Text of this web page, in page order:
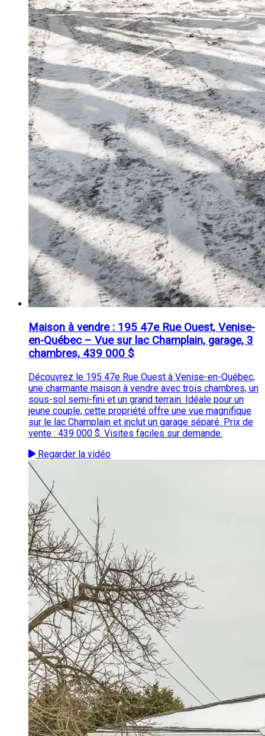
Maison à vendre : 195 47e Rue Ouest, Venise-
en-Québec – Vue sur lac Champlain, garage, 3
chambres, 439 000 $
Découvrez le 195 47e Rue Ouest à Venise-en-Québec,
une charmante maison à vendre avec trois chambres, un
sous-sol semi-fini et un grand terrain. Idéale pour un
jeune couple, cette propriété offre une vue magnifique
sur le lac Champlain et inclut un garage séparé. Prix de
vente : 439 000 $. Visites faciles sur demande.
Regarder la vidéo